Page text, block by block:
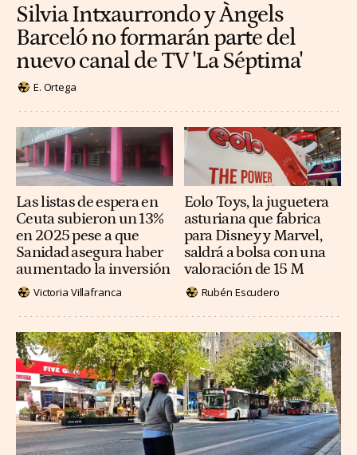
Silvia Intxaurrondo y Àngels
Barceló no formarán parte del
nuevo canal de TV 'La Séptima'
E. Ortega
Las listas de espera en
Ceuta subieron un 13%
en 2025 pese a que
Sanidad asegura haber
aumentado la inversión
Victoria Villafranca
Eolo Toys, la juguetera
asturiana que fabrica
para Disney y Marvel,
saldrá a bolsa con una
valoración de 15 M
Rubén Escudero